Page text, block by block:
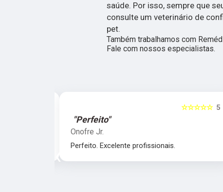
saúde. Por isso, sempre que
consulte um veterinário de
pet.
Também trabalhamos com
Fale com nossos especialistas.
5
☆☆☆☆☆
"Perfeito"
Onofre Jr.
Perfeito. Excelente profissionais.
‹